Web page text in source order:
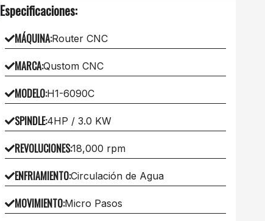
Especificaciones:
MÁQUINA:Router CNC
MARCA:Qustom CNC
MODELO:H1-6090C
SPINDLE:4HP / 3.0 KW
REVOLUCIONES:18,000 rpm
ENFRIAMIENTO:Circulación de Agua
MOVIMIENTO:Micro Pasos